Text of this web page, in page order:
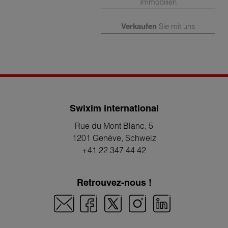
Verkaufen Sie mit uns
Swixim international
Rue du Mont Blanc, 5
1201 Genève, Schweiz
+41 22 347 44 42
Retrouvez-nous !